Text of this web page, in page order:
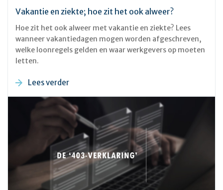
Vakantie en ziekte; hoe zit het ook alweer?
Hoe zit het ook alweer met vakantie en ziekte? Lees
wanneer vakantiedagen mogen worden afgeschreven,
welke loonregels gelden en waar werkgevers op moeten
letten.
Lees verder